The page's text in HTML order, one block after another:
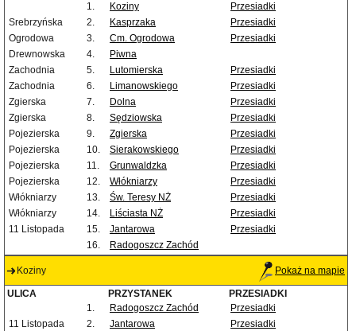
1.
Koziny
Przesiadki
Srebrzyńska
2. Kasprzaka
Przesiadki
Ogrodowa
3. Cm. Ogrodowa
Przesiadki
Drewnowska
4.
Piwna
Zachodnia
5. Lutomierska
Przesiadki
Zachodnia
6. Limanowskiego
Przesiadki
Zgierska
7. Dolna
Przesiadki
Zgierska
8. Sędziowska
Przesiadki
Pojezierska
9. Zgierska
Przesiadki
Pojezierska
10. Sierakowskiego
Przesiadki
Pojezierska
11. Grunwaldzka
Przesiadki
Pojezierska
12. Włókniarzy
Przesiadki
Włókniarzy
13. Św. Teresy NŻ
Przesiadki
Włókniarzy
14. Liściasta NŻ
Przesiadki
11 Listopada
15. Jantarowa
Przesiadki
16.
Radogoszcz Zachód
Koziny Pokaż na mapie
ULICA PRZYSTANEK
PRZESIADKI
1.
Radogoszcz Zachód
Przesiadki
11 Listopada
2. Jantarowa
Przesiadki